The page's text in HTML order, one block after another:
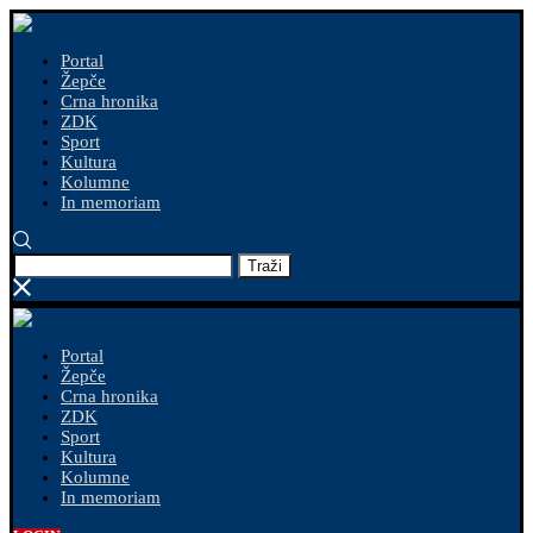
Portal
Žepče
Crna hronika
ZDK
Sport
Kultura
Kolumne
In memoriam
Traži
Portal
Žepče
Crna hronika
ZDK
Sport
Kultura
Kolumne
In memoriam